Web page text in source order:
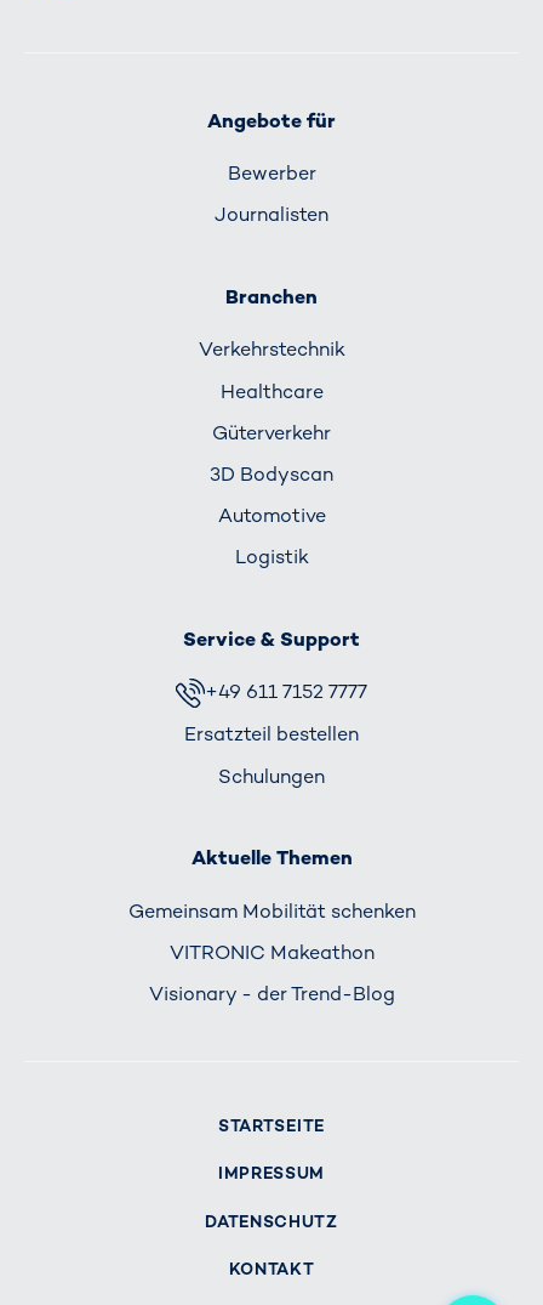
Angebote für
Bewerber
Journalisten
Branchen
Verkehrs­technik
Healthcare
Güterverkehr
3D Bodyscan
Automotive
Logistik
Service & Support
+49 611 7152 7777
Ersatzteil bestellen
Schulungen
Aktuelle Themen
Gemeinsam Mobilität schenken
VITRONIC Makeathon
Visionary - der Trend-Blog
STARTSEITE
IMPRESSUM
DATENSCHUTZ
KONTAKT